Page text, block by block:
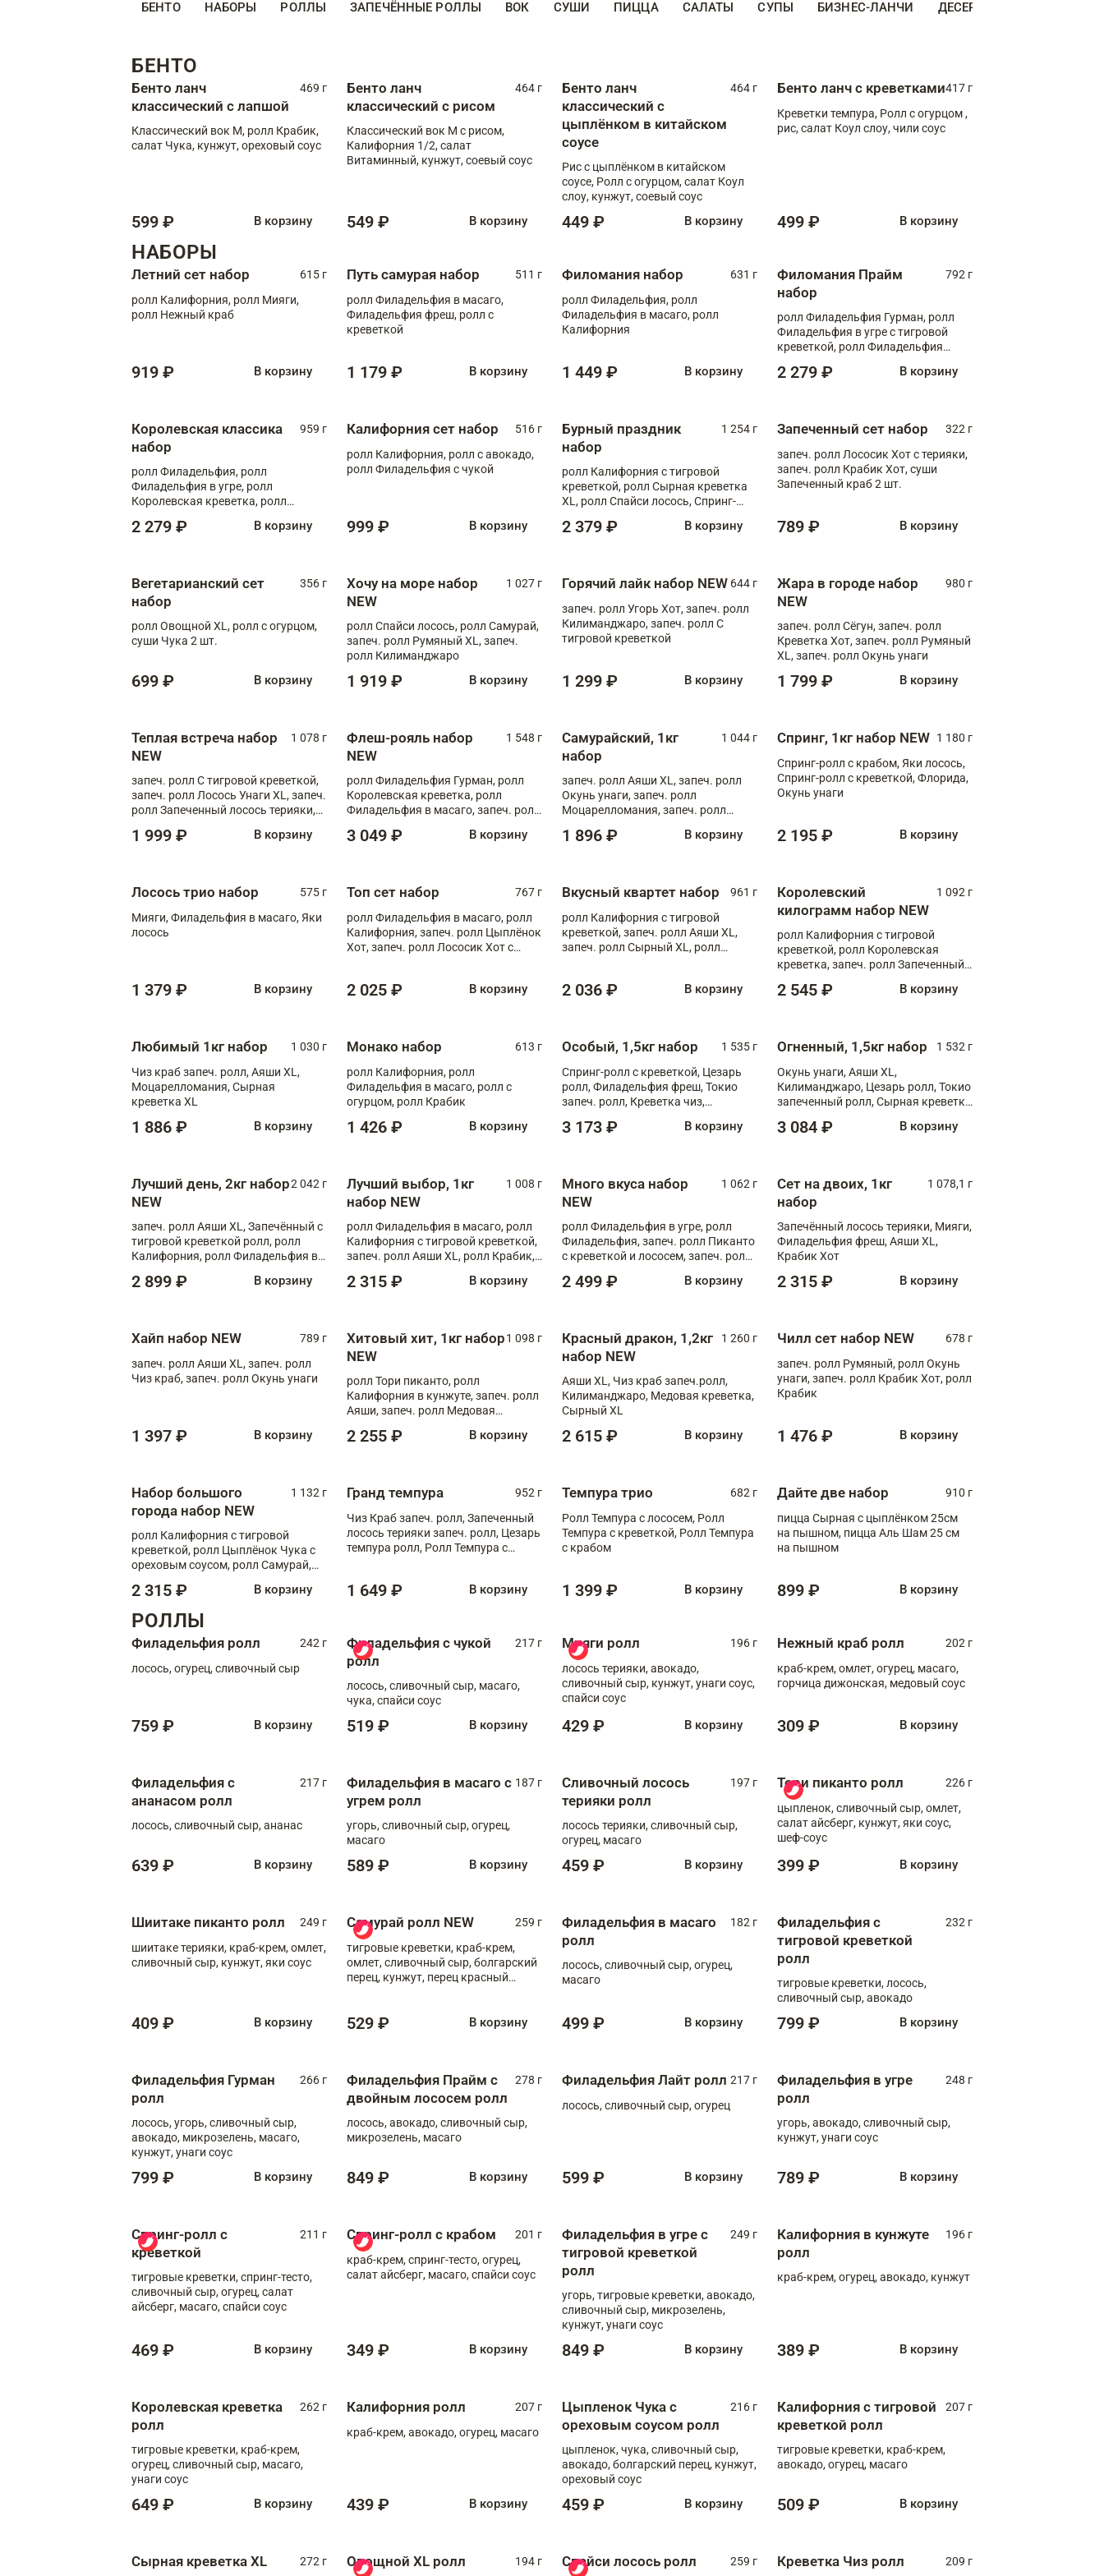
БЕНТО НАБОРЫ РОЛЛЫ ЗАПЕЧЁННЫЕ РОЛЛЫ ВОК СУШИ ПИЦЦА САЛАТЫ СУПЫ БИЗНЕС-ЛАНЧИ ДЕСЕРТЫ
БЕНТО
Бенто ланч
классический с лапшой
469 г
Классический вок М, ролл Крабик,
салат Чука, кунжут, ореховый соус
599 ₽ В корзину
Бенто ланч
классический с рисом
464 г
Классический вок М с рисом,
Калифорния 1/2, салат
Витаминный, кунжут, соевый соус
549 ₽ В корзину
Бенто ланч
классический с
цыплёнком в китайском
соусе
464 г
Рис с цыплёнком в китайском
соусе, Ролл с огурцом, салат Коул
слоу, кунжут, соевый соус
449 ₽ В корзину
Бенто ланч с креветками417 г
Креветки темпура, Ролл с огурцом ,
рис, салат Коул слоу, чили соус
499 ₽ В корзину
НАБОРЫ
Летний сет набор
615 г
ролл Калифорния, ролл Мияги,
ролл Нежный краб
919 ₽ В корзину
Путь самурая набор
511 г
ролл Филадельфия в масаго,
Филадельфия фреш, ролл с
креветкой
1 179 ₽ В корзину
Филомания набор
631 г
ролл Филадельфия, ролл
Филадельфия в масаго, ролл
Калифорния
1 449 ₽ В корзину
Филомания Прайм
набор
792 г
ролл Филадельфия Гурман, ролл
Филадельфия в угре с тигровой
креветкой, ролл Филадельфия
2 279 ₽ В корзину
Королевская классика
набор
959 г
ролл Филадельфия, ролл
Филадельфия в угре, ролл
Королевская креветка, ролл
2 279 ₽ В корзину
Калифорния сет набор
516 г
ролл Калифорния, ролл с авокадо,
ролл Филадельфия с чукой
999 ₽ В корзину
Бурный праздник
набор
1 254 г
ролл Калифорния с тигровой
креветкой, ролл Сырная креветка
XL, ролл Спайси лосось, Спринг-
Медовая креветка
2 379 ₽ В корзину
Запеченный сет набор
322 г
запеч. ролл Лососик Хот с терияки,
запеч. ролл Крабик Хот, суши
Запеченный краб 2 шт.
789 ₽ В корзину
Вегетарианский сет
набор
356 г
ролл Овощной XL, ролл с огурцом,
суши Чука 2 шт.
699 ₽ В корзину
Хочу на море набор
NEW
1 027 г
ролл Спайси лосось, ролл Самурай,
запеч. ролл Румяный XL, запеч.
ролл Килиманджаро
1 919 ₽ В корзину
Горячий лайк набор NEW 644 г
запеч. ролл Угорь Хот, запеч. ролл
Килиманджаро, запеч. ролл С
тигровой креветкой
1 299 ₽ В корзину
Жара в городе набор
NEW
980 г
запеч. ролл Сёгун, запеч. ролл
Креветка Хот, запеч. ролл Румяный
XL, запеч. ролл Окунь унаги
1 799 ₽ В корзину
Теплая встреча набор
NEW
1 078 г
запеч. ролл С тигровой креветкой,
запеч. ролл Лосось Унаги XL, запеч.
ролл Запеченный лосось терияки,
1 999 ₽ В корзину
Флеш-рояль набор
NEW
1 548 г
ролл Филадельфия Гурман, ролл
Королевская креветка, ролл
Филадельфия в масаго, запеч. ролл
Тигровая креветка с моцареллой,
3 049 ₽ В корзину
Самурайский, 1кг
набор
1 044 г
запеч. ролл Аяши XL, запеч. ролл
Окунь унаги, запеч. ролл
Моцарелломания, запеч. ролл
1 896 ₽ В корзину
Спринг, 1кг набор NEW 1 180 г
Спринг-ролл с крабом, Яки лосось,
Спринг-ролл с креветкой, Флорида,
Окунь унаги
2 195 ₽ В корзину
Лосось трио набор
575 г
Мияги, Филадельфия в масаго, Яки
лосось
1 379 ₽ В корзину
Топ сет набор
767 г
ролл Филадельфия в масаго, ролл
Калифорния, запеч. ролл Цыплёнок
Хот, запеч. ролл Лососик Хот с
2 025 ₽ В корзину
Вкусный квартет набор
961 г
ролл Калифорния с тигровой
креветкой, запеч. ролл Аяши XL,
запеч. ролл Сырный XL, ролл
2 036 ₽ В корзину
Королевский
килограмм набор NEW
1 092 г
ролл Калифорния с тигровой
креветкой, ролл Королевская
креветка, запеч. ролл Запеченный
XL, запеч. ролл Крабик Хот
2 545 ₽ В корзину
Любимый 1кг набор
1 030 г
Чиз краб запеч. ролл, Аяши XL,
Моцарелломания, Сырная
креветка XL
1 886 ₽ В корзину
Монако набор
613 г
ролл Калифорния, ролл
Филадельфия в масаго, ролл с
огурцом, ролл Крабик
1 426 ₽ В корзину
Особый, 1,5кг набор
1 535 г
Спринг-ролл с креветкой, Цезарь
ролл, Филадельфия фреш, Токио
запеч. ролл, Креветка чиз,
Флорида
3 173 ₽ В корзину
Огненный, 1,5кг набор
1 532 г
Окунь унаги, Аяши XL,
Килиманджаро, Цезарь ролл, Токио
запеченный ролл, Сырная креветка
3 084 ₽ В корзину
Лучший день, 2кг набор
NEW
2 042 г
запеч. ролл Аяши XL, Запечённый с
тигровой креветкой ролл, ролл
Калифорния, ролл Филадельфия в
запеч. ролл Моцарелломания, ролл
2 899 ₽ В корзину
Лучший выбор, 1кг
набор NEW
1 008 г
ролл Филадельфия в масаго, ролл
Калифорния с тигровой креветкой,
запеч. ролл Аяши XL, ролл Крабик,
2 315 ₽ В корзину
Много вкуса набор
NEW
1 062 г
ролл Филадельфия в угре, ролл
Филадельфия, запеч. ролл Пиканто
с креветкой и лососем, запеч. ролл
2 499 ₽ В корзину
Сет на двоих, 1кг
набор
1 078,1 г
Запечённый лосось терияки, Мияги,
Филадельфия фреш, Аяши XL,
Крабик Хот
2 315 ₽ В корзину
Хайп набор NEW
789 г
запеч. ролл Аяши XL, запеч. ролл
Чиз краб, запеч. ролл Окунь унаги
1 397 ₽ В корзину
Хитовый хит, 1кг набор
NEW
1 098 г
ролл Тори пиканто, ролл
Калифорния в кунжуте, запеч. ролл
Аяши, запеч. ролл Медовая
чукой
2 255 ₽ В корзину
Красный дракон, 1,2кг
набор NEW
1 260 г
Аяши XL, Чиз краб запеч.ролл,
Килиманджаро, Медовая креветка,
Сырный XL
2 615 ₽ В корзину
Чилл сет набор NEW
678 г
запеч. ролл Румяный, ролл Окунь
унаги, запеч. ролл Крабик Хот, ролл
Крабик
1 476 ₽ В корзину
Набор большого
города набор NEW
1 132 г
ролл Калифорния с тигровой
креветкой, ролл Цыплёнок Чука с
ореховым соусом, ролл Самурай,
ролл с крабом
2 315 ₽ В корзину
Гранд темпура
952 г
Чиз Краб запеч. ролл, Запеченный
лосось терияки запеч. ролл, Цезарь
темпура ролл, Ролл Темпура с
1 649 ₽ В корзину
Темпура трио
682 г
Ролл Темпура с лососем, Ролл
Темпура с креветкой, Ролл Темпура
с крабом
1 399 ₽ В корзину
Дайте две набор
910 г
пицца Сырная с цыплёнком 25см
на пышном, пицца Аль Шам 25 см
на пышном
899 ₽ В корзину
РОЛЛЫ
Филадельфия ролл
242 г
лосось, огурец, сливочный сыр
759 ₽ В корзину
Филадельфия с чукой
ролл
217 г
лосось, сливочный сыр, масаго,
чука, спайси соус
519 ₽ В корзину
Мияги ролл
196 г
лосось терияки, авокадо,
сливочный сыр, кунжут, унаги соус,
спайси соус
429 ₽ В корзину
Нежный краб ролл
202 г
краб-крем, омлет, огурец, масаго,
горчица дижонская, медовый соус
309 ₽ В корзину
Филадельфия с
ананасом ролл
217 г
лосось, сливочный сыр, ананас
639 ₽ В корзину
Филадельфия в масаго с
угрем ролл
187 г
угорь, сливочный сыр, огурец,
масаго
589 ₽ В корзину
Сливочный лосось
терияки ролл
197 г
лосось терияки, сливочный сыр,
огурец, масаго
459 ₽ В корзину
Тори пиканто ролл
226 г
цыпленок, сливочный сыр, омлет,
салат айсберг, кунжут, яки соус,
шеф-соус
399 ₽ В корзину
Шиитаке пиканто ролл
249 г
шиитаке терияки, краб-крем, омлет,
сливочный сыр, кунжут, яки соус
409 ₽ В корзину
Самурай ролл NEW
259 г
тигровые креветки, краб-крем,
омлет, сливочный сыр, болгарский
перец, кунжут, перец красный
529 ₽ В корзину
Филадельфия в масаго
ролл
182 г
лосось, сливочный сыр, огурец,
масаго
499 ₽ В корзину
Филадельфия с
тигровой креветкой
ролл
232 г
тигровые креветки, лосось,
сливочный сыр, авокадо
799 ₽ В корзину
Филадельфия Гурман
ролл
266 г
лосось, угорь, сливочный сыр,
авокадо, микрозелень, масаго,
кунжут, унаги соус
799 ₽ В корзину
Филадельфия Прайм с
двойным лососем ролл
278 г
лосось, авокадо, сливочный сыр,
микрозелень, масаго
849 ₽ В корзину
Филадельфия Лайт ролл 217 г
лосось, сливочный сыр, огурец
599 ₽ В корзину
Филадельфия в угре
ролл
248 г
угорь, авокадо, сливочный сыр,
кунжут, унаги соус
789 ₽ В корзину
Спринг-ролл с
креветкой
211 г
тигровые креветки, спринг-тесто,
сливочный сыр, огурец, салат
айсберг, масаго, спайси соус
469 ₽ В корзину
Спринг-ролл с крабом
201 г
краб-крем, спринг-тесто, огурец,
салат айсберг, масаго, спайси соус
349 ₽ В корзину
Филадельфия в угре с
тигровой креветкой
ролл
249 г
угорь, тигровые креветки, авокадо,
сливочный сыр, микрозелень,
кунжут, унаги соус
849 ₽ В корзину
Калифорния в кунжуте
ролл
196 г
краб-крем, огурец, авокадо, кунжут
389 ₽ В корзину
Королевская креветка
ролл
262 г
тигровые креветки, краб-крем,
огурец, сливочный сыр, масаго,
унаги соус
649 ₽ В корзину
Калифорния ролл
207 г
краб-крем, авокадо, огурец, масаго
439 ₽ В корзину
Цыпленок Чука с
ореховым соусом ролл
216 г
цыпленок, чука, сливочный сыр,
авокадо, болгарский перец, кунжут,
ореховый соус
459 ₽ В корзину
Калифорния с тигровой
креветкой ролл
207 г
тигровые креветки, краб-крем,
авокадо, огурец, масаго
509 ₽ В корзину
Сырная креветка XL
272 г Овощной XL ролл 194 г Спайси лосось ролл 259 г Креветка Чиз ролл 209 г